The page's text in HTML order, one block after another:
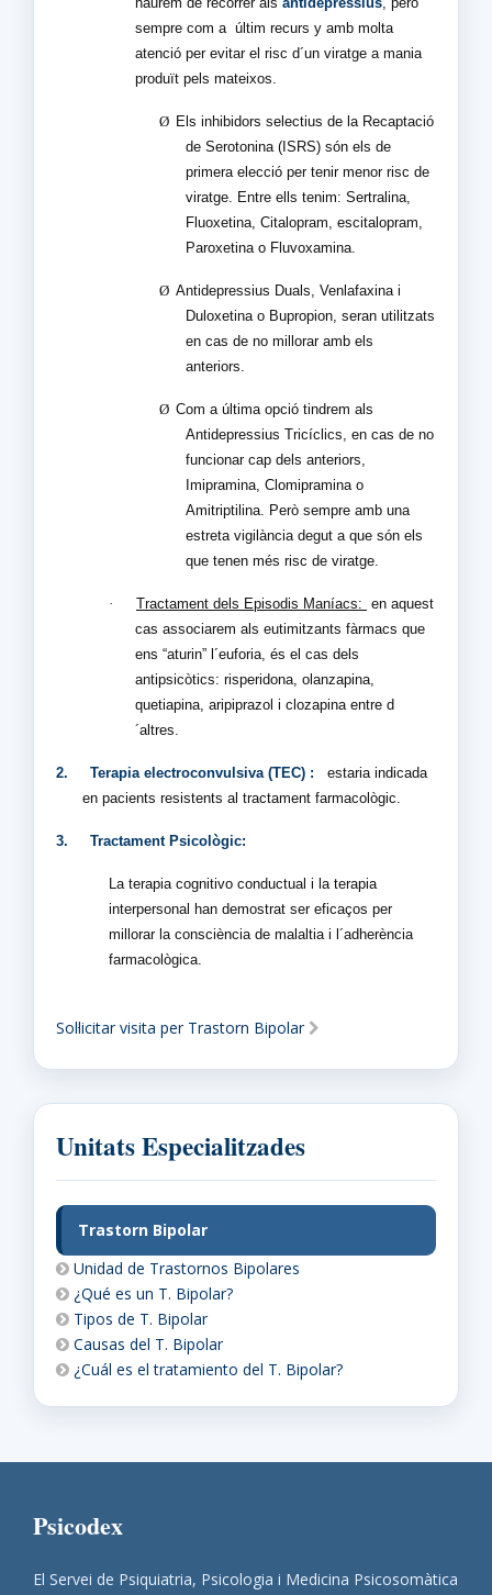
sempre com a últim recurs y amb molta
atenció per evitar el risc d´un viratge a mania
produït pels mateixos.
Ø Els inhibidors selectius de la Recaptació
de Serotonina (ISRS) són els de
primera elecció per tenir menor risc de
viratge. Entre ells tenim: Sertralina,
Fluoxetina, Citalopram, escitalopram,
Paroxetina o Fluvoxamina.
Ø Antidepressius Duals, Venlafaxina i
Duloxetina o Bupropion, seran utilitzats
en cas de no millorar amb els
anteriors.
Ø Com a última opció tindrem als
Antidepressius Tricíclics, en cas de no
funcionar cap dels anteriors,
Imipramina, Clomipramina o
Amitriptilina. Però sempre amb una
estreta vigilància degut a que són els
que tenen més risc de viratge.
· Tractament dels Episodis Maníacs: en aquest
cas associarem als eutimitzants fàrmacs que
ens “aturin” l´euforia, és el cas dels
antipsicòtics: risperidona, olanzapina,
quetiapina, aripiprazol i clozapina entre d
´altres.
2. Terapia electroconvulsiva (TEC) :
estaria indicada
en pacients resistents al tractament farmacològic.
3. Tractament Psicològic:
La terapia cognitivo conductual i la terapia
interpersonal han demostrat ser eficaços per
millorar la consciència de malaltia i l´adherència
farmacològica.
Sol·licitar visita per Trastorn Bipolar
Unitats Especialitzades
Trastorn Bipolar
Unidad de Trastornos Bipolares
¿Qué es un T. Bipolar?
Tipos de T. Bipolar
Causas del T. Bipolar
¿Cuál es el tratamiento del T. Bipolar?
Psicodex
El Servei de Psiquiatria, Psicologia i Medicina Psicosomàtica